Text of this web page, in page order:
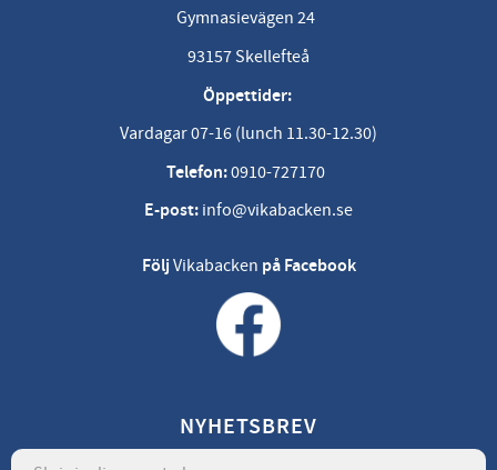
Gymnasievägen 24
93157 Skellefteå
Öppettider:
Vardagar 07-16 (lunch 11.30-12.30)
Telefon:0910-727170
E-post: info@vikabacken.se
FöljVikabacken på Facebook
NYHETSBREV